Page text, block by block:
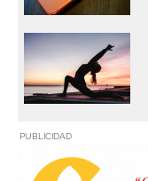
PUBLICIDAD